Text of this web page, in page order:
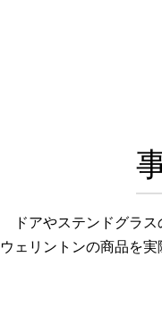
ドアやステンドグラ
ウェリントンの商品を